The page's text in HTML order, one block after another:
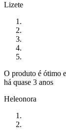
Lizete
O produto é ótimo
há quase 3 anos
Heleonora